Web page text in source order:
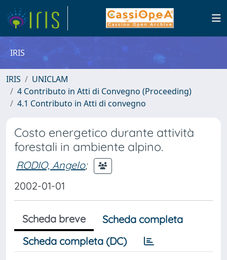
IRIS
IRIS
UNICLAM
4 Contributo in Atti di Convegno (Proceeding)
4.1 Contributo in Atti di convegno
Costo energetico durante attività
forestali in ambiente alpino.
RODIO, Angelo;
2002-01-01
Scheda breve
Scheda completa
Scheda completa (DC)